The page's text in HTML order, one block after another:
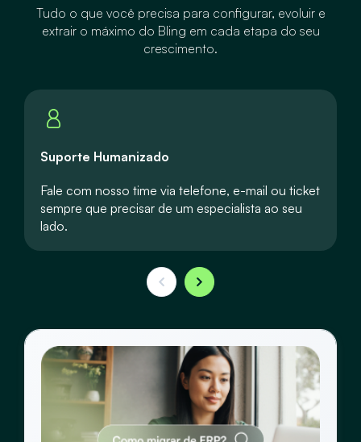
Visão analítica e automações
Meios de pagamento e Conta Digital PJ
Gestão Financeira
Gestão Logística
Serviços e produção
Inteligência Artificial do Bling
Tudo o que você precisa para configurar, evoluir e
extrair o máximo do Bling em cada etapa do seu
crescimento.
Suporte Humanizado
Fale com nosso time via telefone, e-mail ou ticket
sempre que precisar de um especialista ao seu
lado.